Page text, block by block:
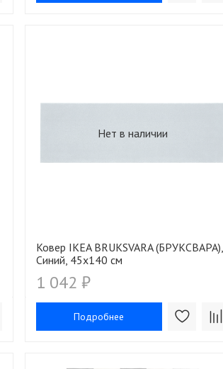
Нет в наличии
Ковер IKEA BRUKSVARA (БРУКСВАРА),
Синий, 45х140 см
1 042 ₽
Подробнее